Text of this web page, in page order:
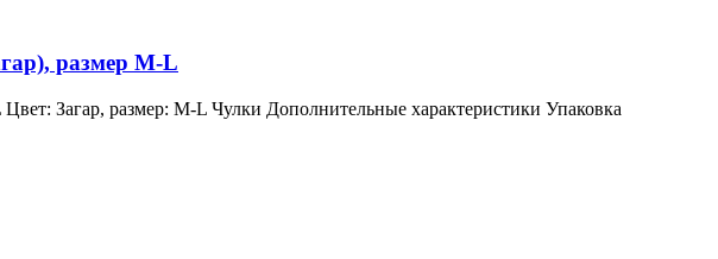
размер M-L
Загар, размер: M-L Чулки Дополнительные характеристики Упаковка